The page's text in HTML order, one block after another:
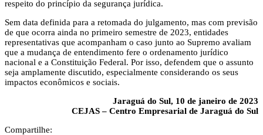
respeito do princípio da segurança jurídica.
Sem data definida para a retomada do julgamento, mas com previsão
de que ocorra ainda no primeiro semestre de 2023, entidades
representativas que acompanham o caso junto ao Supremo avaliam
que a mudança de entendimento fere o ordenamento jurídico
nacional e a Constituição Federal. Por isso, defendem que o assunto
seja amplamente discutido, especialmente considerando os seus
impactos econômicos e sociais.
Jaraguá do Sul, 10 de janeiro de 2023
CEJAS – Centro Empresarial de Jaraguá do Sul
Compartilhe: